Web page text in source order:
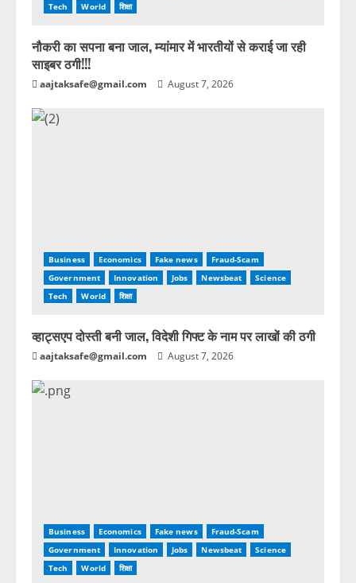
Tech
World शिक्षा
नौकरी का सपना बना जाल, म्यांमार में भारतीयों से कराई जा रही
साइबर ठगी!!!
aajtaksafe@gmail.com August 7, 2026
Business Economics Fake news
Fraud-Scam
Government
Innovation Jobs Newsbeat
Science
Tech
World शिक्षा
व्हाट्सएप दोस्ती बनी जाल, विदेशी गिफ्ट के नाम पर लाखों की ठगी
aajtaksafe@gmail.com August 7, 2026
Business Economics Fake news
Fraud-Scam
Government
Innovation Jobs Newsbeat
Science
Tech
World शिक्षा